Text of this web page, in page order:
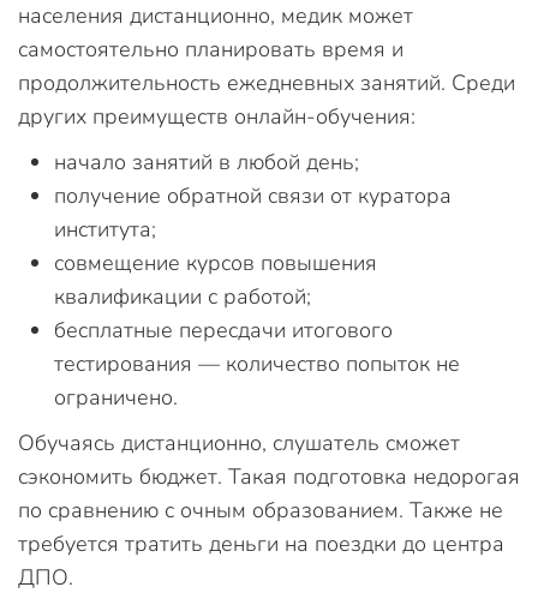
населения дистанционно, медик может
самостоятельно планировать время и
продолжительность ежедневных занятий. Среди
других преимуществ онлайн-обучения:
начало занятий в любой день;
получение обратной связи от куратора
института;
совмещение курсов повышения
квалификации с работой;
бесплатные пересдачи итогового
тестирования — количество попыток не
ограничено.
Обучаясь дистанционно, слушатель сможет
сэкономить бюджет. Такая подготовка недорогая
по сравнению с очным образованием. Также не
требуется тратить деньги на поездки до центра
ДПО.